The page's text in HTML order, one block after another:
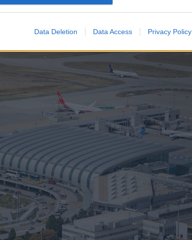
Data Deletion Data Access Privacy Policy